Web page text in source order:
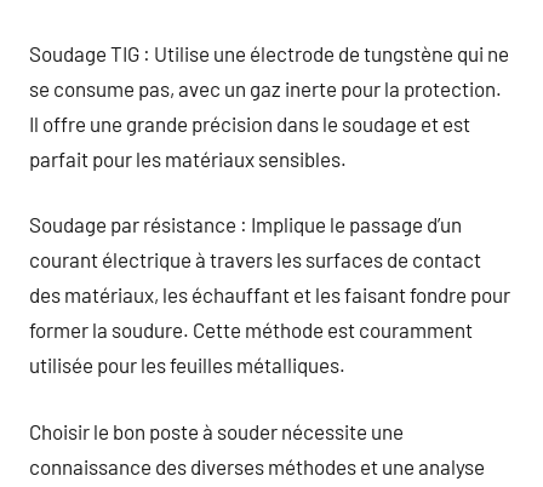
Soudage TIG : Utilise une électrode de tungstène qui ne
se consume pas, avec un gaz inerte pour la protection.
Il offre une grande précision dans le soudage et est
parfait pour les matériaux sensibles.
Soudage par résistance : Implique le passage d’un
courant électrique à travers les surfaces de contact
des matériaux, les échauffant et les faisant fondre pour
former la soudure. Cette méthode est couramment
utilisée pour les feuilles métalliques.
Choisir le bon poste à souder nécessite une
connaissance des diverses méthodes et une analyse